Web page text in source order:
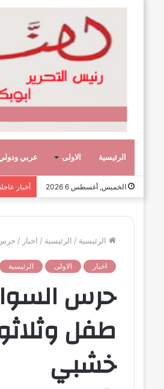
الرئيسية الاولى عربي
الخميس, أغسطس 6 2026 أخبار
الرئيسية / الرئيسية / اخبار / حرس السواحل
اخبار الاولى الرئيسية
طفل
خشبي